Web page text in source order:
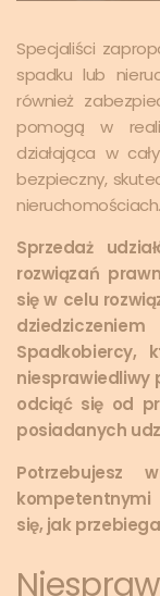
Specjaliści
spadku lub
również
pomogą w
działająca w
bezpieczny,
nieruchomościach.
Sprzedaż
rozwiązań
się w celu
Spadkobiercy,
niesprawiedliwy
odciąć się od
posiadanych
Potrzebujesz
kompetentnymi
się, jak